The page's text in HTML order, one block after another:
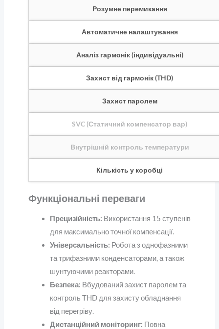
Розумне перемикання
Автоматичне налаштування
Аналіз гармонік (індивідуальні)
Захист від гармонік (THD)
Захист паролем
SVC (Статичний компенсатор вар)
Внутрішній контроль температури
Кількість у коробці
Функціональні переваги
Прецизійність: Використання 15 ступенів
для максимально точної компенсації.
Універсальність: Робота з однофазними
та трифазними конденсаторами, а також
шунтуючими реакторами.
Безпека: Вбудований захист паролем та
контроль THD для захисту обладнання
від перегріву.
Дистанційний моніторинг: Повна